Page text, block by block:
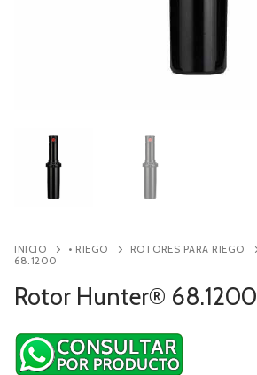
Contacto
INICIO • RIEGO ROTORES PARA RIEGO
68.1200
Rotor Hunter® 68.1200